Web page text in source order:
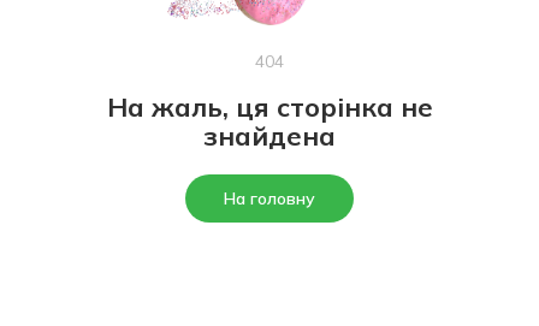
404
На жаль, ця сторінка не
знайдена
На головну